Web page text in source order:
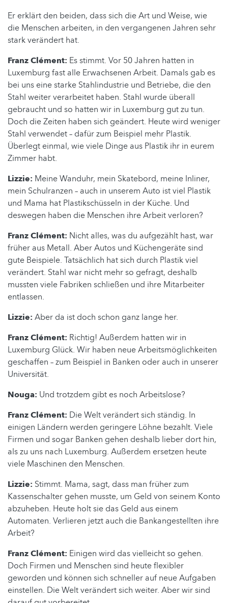
Er erklärt den beiden, dass sich die Art und Weise, wie
die Menschen arbeiten, in den vergangenen Jahren sehr
stark verändert hat.
Franz Clément: Es stimmt. Vor 50 Jahren hatten in
Luxemburg fast alle Erwachsenen Arbeit. Damals gab es
bei uns eine starke Stahlindustrie und Betriebe, die den
Stahl weiter verarbeitet haben. Stahl wurde überall
gebraucht und so hatten wir in Luxemburg gut zu tun.
Doch die Zeiten haben sich geändert. Heute wird weniger
Stahl verwendet – dafür zum Beispiel mehr Plastik.
Überlegt einmal, wie viele Dinge aus Plastik ihr in eurem
Zimmer habt.
Lizzie: Meine Wanduhr, mein Skatebord, meine Inliner,
mein Schulranzen – auch in unserem Auto ist viel Plastik
und Mama hat Plastikschüsseln in der Küche. Und
deswegen haben die Menschen ihre Arbeit verloren?
Franz Clément: Nicht alles, was du aufgezählt hast, war
früher aus Metall. Aber Autos und Küchengeräte sind
gute Beispiele. Tatsächlich hat sich durch Plastik viel
verändert. Stahl war nicht mehr so gefragt, deshalb
mussten viele Fabriken schließen und ihre Mitarbeiter
entlassen.
Lizzie: Aber da ist doch schon ganz lange her.
Franz Clément: Richtig! Außerdem hatten wir in
Luxemburg Glück. Wir haben neue Arbeitsmöglichkeiten
geschaffen – zum Beispiel in Banken oder auch in unserer
Universität.
Nouga: Und trotzdem gibt es noch Arbeitslose?
Franz Clément: Die Welt verändert sich ständig. In
einigen Ländern werden geringere Löhne bezahlt. Viele
Firmen und sogar Banken gehen deshalb lieber dort hin,
als zu uns nach Luxemburg. Außerdem ersetzen heute
viele Maschinen den Menschen.
Lizzie: Stimmt. Mama, sagt, dass man früher zum
Kassenschalter gehen musste, um Geld von seinem Konto
abzuheben. Heute holt sie das Geld aus einem
Automaten. Verlieren jetzt auch die Bankangestellten ihre
Arbeit?
Franz Clément: Einigen wird das vielleicht so gehen.
Doch Firmen und Menschen sind heute flexibler
geworden und können sich schneller auf neue Aufgaben
einstellen. Die Welt verändert sich weiter. Aber wir sind